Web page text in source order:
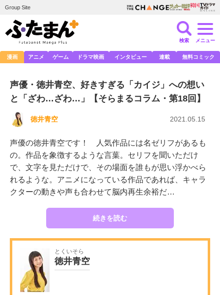
Group Site
検索 メニュー
漫画 アニメ ゲーム ドラマ映画 インタビュー 連載 無料コミック
声優・徳井青空、好きすぎる「カイジ」への想い
と「ざわ…ざわ…」【そらまるコラム・第18回】
徳井青空 2021.05.15
声優の徳井青空です！ 人気作品には名ゼリフがあるも
の。作品を象徴するような言葉。セリフを聞いただけ
で、文字を見ただけで、その場面を誰もが思い浮かべら
れるような。アニメになっている作品であれば、キャラ
クターの動きや声も合わせて脳内再生余裕だ…
続きを読む
とくいそら
徳井青空